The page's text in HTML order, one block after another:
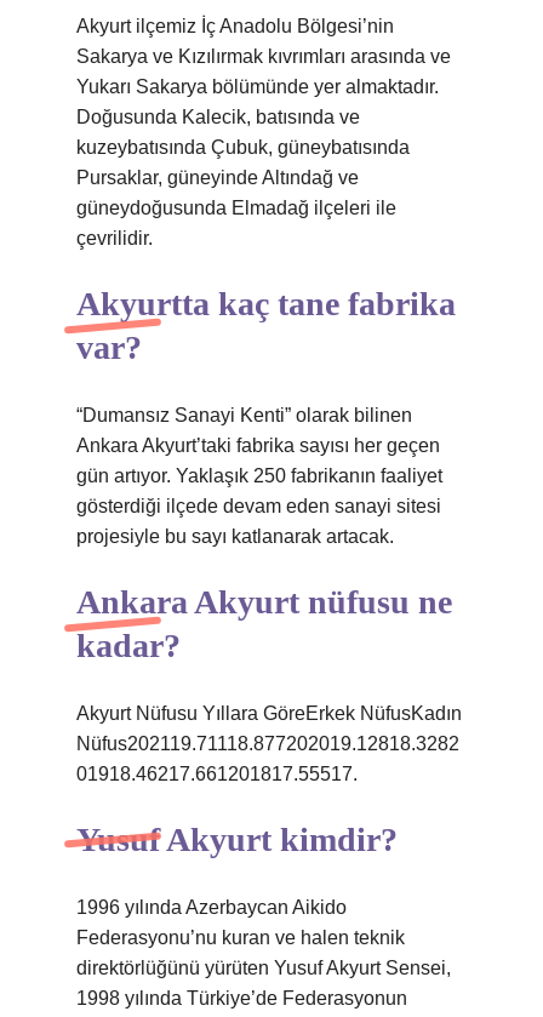
Akyurt ilçemiz İç Anadolu Bölgesi’nin
Sakarya ve Kızılırmak kıvrımları arasında ve
Yukarı Sakarya bölümünde yer almaktadır.
Doğusunda Kalecik, batısında ve
kuzeybatısında Çubuk, güneybatısında
Pursaklar, güneyinde Altındağ ve
güneydoğusunda Elmadağ ilçeleri ile
çevrilidir.
Akyurtta kaç tane fabrika
var?
“Dumansız Sanayi Kenti” olarak bilinen
Ankara Akyurt’taki fabrika sayısı her geçen
gün artıyor. Yaklaşık 250 fabrikanın faaliyet
gösterdiği ilçede devam eden sanayi sitesi
projesiyle bu sayı katlanarak artacak.
Ankara Akyurt nüfusu ne
kadar?
Akyurt Nüfusu Yıllara GöreErkek NüfusKadın
Nüfus202119.71118.877202019.12818.3282
01918.46217.661201817.55517.
Yusuf Akyurt kimdir?
1996 yılında Azerbaycan Aikido
Federasyonu’nu kuran ve halen teknik
direktörlüğünü yürüten Yusuf Akyurt Sensei,
1998 yılında Türkiye’de Federasyonun